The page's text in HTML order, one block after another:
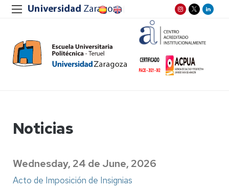
Noticias
Wednesday, 24 de June, 2026
Acto de Imposición de Insignias